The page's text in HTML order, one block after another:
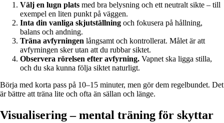
Välj en lugn plats med bra belysning och ett neutralt sikte – till
exempel en liten punkt på väggen.
Inta din vanliga skjutställning och fokusera på hållning,
balans och andning.
Träna avfyrningen långsamt och kontrollerat. Målet är att
avfyrningen sker utan att du rubbar siktet.
Observera rörelsen efter avfyrning. Vapnet ska ligga stilla,
och du ska kunna följa siktet naturligt.
Börja med korta pass på 10–15 minuter, men gör dem regelbundet. Det
är bättre att träna lite och ofta än sällan och länge.
Visualisering – mental träning för skyttar